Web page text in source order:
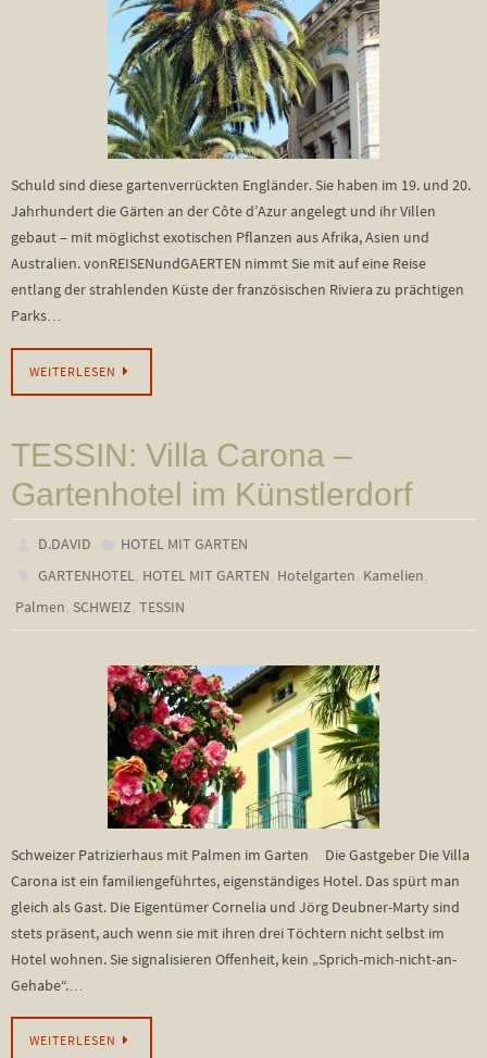
Schuld sind diese gartenverrückten Engländer. Sie haben im 19. und 20.
Jahrhundert die Gärten an der Côte d’Azur angelegt und ihr Villen
gebaut – mit möglichst exotischen Pflanzen aus Afrika, Asien und
Australien. vonREISENundGAERTEN nimmt Sie mit auf eine Reise
entlang der strahlenden Küste der französischen Riviera zu prächtigen
Parks…
WEITERLESEN
TESSIN: Villa Carona –
Gartenhotel im Künstlerdorf
D.DAVID
HOTEL MIT GARTEN
GARTENHOTEL HOTEL MIT GARTEN Hotelgarten Kamelien
Palmen SCHWEIZ TESSIN
Schweizer Patrizierhaus mit Palmen im Garten Die Gastgeber Die Villa
Carona ist ein familiengeführtes, eigenständiges Hotel. Das spürt man
gleich als Gast. Die Eigentümer Cornelia und Jörg Deubner-Marty sind
stets präsent, auch wenn sie mit ihren drei Töchtern nicht selbst im
Hotel wohnen. Sie signalisieren Offenheit, kein „Sprich-mich-nicht-an-
Gehabe“.…
WEITERLESEN